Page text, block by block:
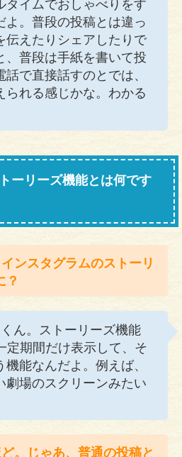
タイムでおしゃべりをす
よ。普段の投稿とは違っ
伝えたりシェアしたりで
、普段は手紙を書いて投
で直接話すのとでは、
られる感じかな。わかる
ーリーズ機能とは何です
ンスタグラムのストーリ
？
ん。ストーリーズ機能
定期間だけ表示して、そ
能なんだよ。例えば、
劇場のスクリーンみたい
。じゃあ、普通の投稿と